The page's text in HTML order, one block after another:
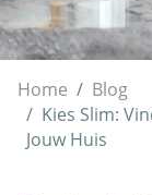
Home
Blog
Kies Slim:
Jouw Huis